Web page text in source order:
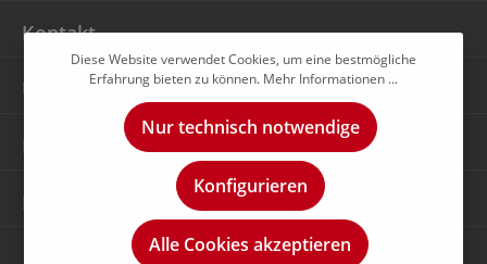
Kontakt
Unternehmen
Rechtliches
Diese Website verwendet Cookies, um eine bestmögliche
Erfahrung bieten zu können. Mehr Informationen ...
Nur technisch notwendige
Konfigurieren
Alle Cookies akzeptieren